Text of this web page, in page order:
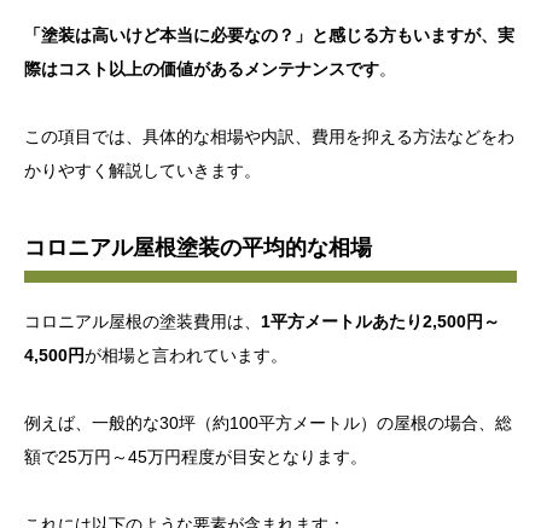
「塗装は高いけど本当に必要なの？」と感じる方もいますが、実
際はコスト以上の価値があるメンテナンスです。
この項目では、具体的な相場や内訳、費用を抑える方法などをわ
かりやすく解説していきます。
コロニアル屋根塗装の平均的な相場
コロニアル屋根の塗装費用は、 1平方メートルあたり2,500円～
4,500円が相場と言われています。
例えば、一般的な30坪（約100平方メートル）の屋根の場合、総
額で25万円～45万円程度が目安となります。